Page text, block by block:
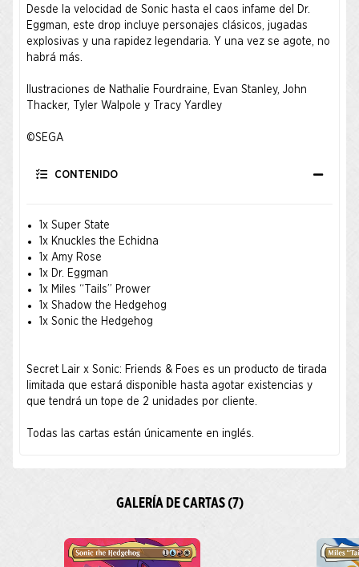
Desde la velocidad de Sonic hasta el caos infame del Dr.
Eggman, este drop incluye personajes clásicos, jugadas
explosivas y una rapidez legendaria. Y una vez se agote, no
habrá más. ​
Ilustraciones de Nathalie Fourdraine, Evan Stanley, John
Thacker, Tyler Walpole y Tracy Yardley ​
©SEGA
CONTENIDO
1x Super State
1x Knuckles the Echidna
1x Amy Rose
1x Dr. Eggman
1x Miles “Tails” Prower
1x Shadow the Hedgehog
1x Sonic the Hedgehog
Secret Lair x Sonic: Friends & Foes es un producto de tirada
limitada que estará disponible hasta agotar existencias y
que tendrá un tope de 2 unidades por cliente.
Todas las cartas están únicamente en inglés.
GALERÍA DE CARTAS (7)